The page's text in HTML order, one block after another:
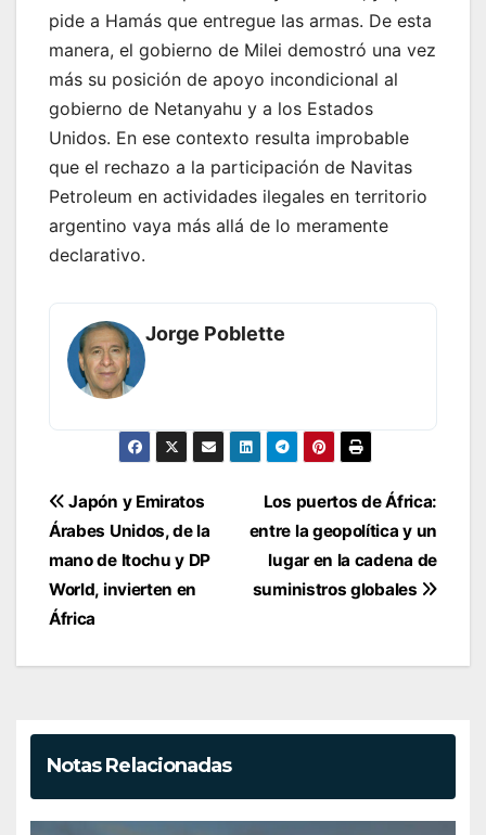
pide a Hamás que entregue las armas. De esta
manera, el gobierno de Milei demostró una vez
más su posición de apoyo incondicional al
gobierno de Netanyahu y a los Estados
Unidos. En ese contexto resulta improbable
que el rechazo a la participación de Navitas
Petroleum en actividades ilegales en territorio
argentino vaya más allá de lo meramente
declarativo.
Jorge Poblette
Navegación
de
entradas
Los puertos de África:
entre la geopolítica y un
lugar en la cadena de
suministros globales
Japón y Emiratos
Árabes Unidos, de la
mano de Itochu y DP
World, invierten en
África
Notas Relacionadas